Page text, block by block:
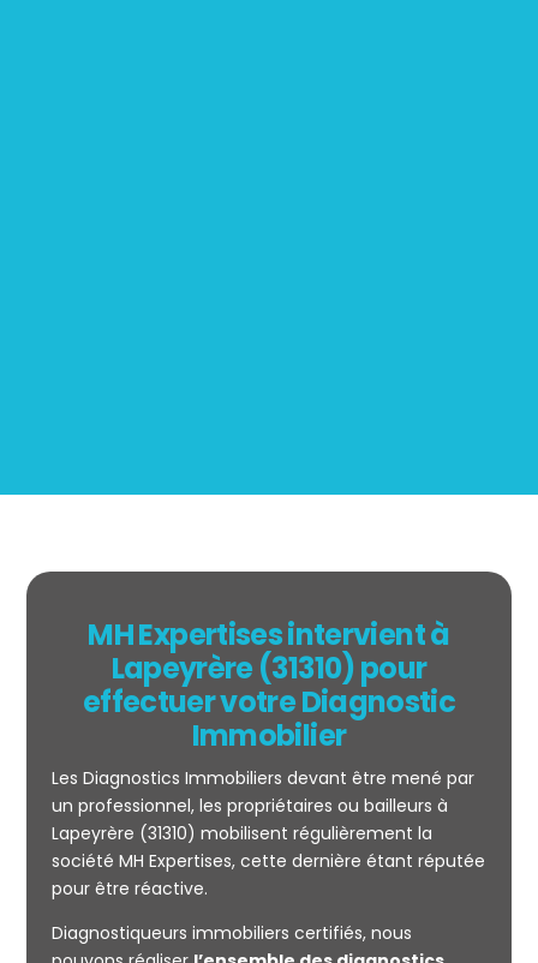
Mesurage
CARREZ
MH Expertises intervient à
Lapeyrère (31310) pour
effectuer votre Diagnostic
Immobilier
Les Diagnostics Immobiliers devant être mené par
un professionnel, les propriétaires ou bailleurs à
Lapeyrère (31310) mobilisent régulièrement la
société MH Expertises, cette dernière étant réputée
pour être réactive.
Diagnostiqueurs immobiliers certifiés, nous